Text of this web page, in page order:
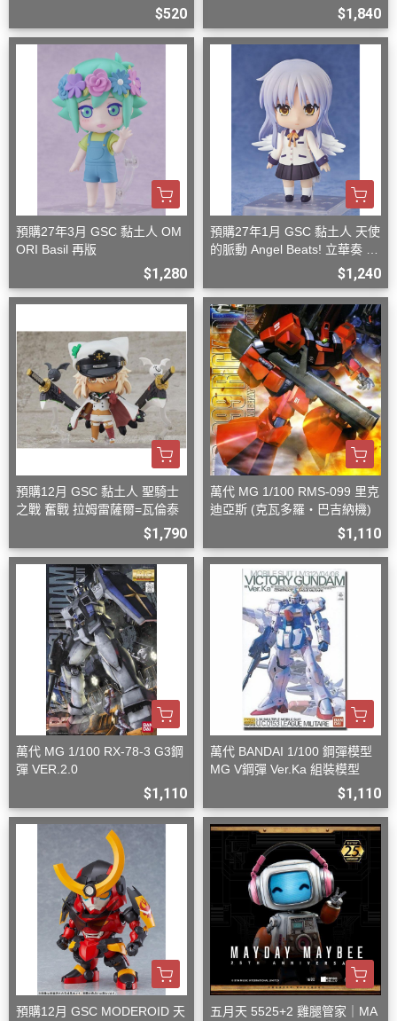
$520 $1,840
預購27年3月 GSC 黏土人 OM
ORI Basil 再版
$1,280
預購27年1月 GSC 黏土人 天使
的脈動 Angel Beats! 立華奏 再
$1,240
預購12月 GSC 黏土人 聖騎士
之戰 奮戰 拉姆雷薩爾=瓦倫泰
$1,790
萬代 MG 1/100 RMS-099 里克
迪亞斯 (克瓦多羅・巴吉納機)
$1,110
萬代 MG 1/100 RX-78-3 G3鋼
彈 VER.2.0
$1,110
萬代 BANDAI 1/100 鋼彈模型
MG V鋼彈 Ver.Ka 組裝模型
$1,110
預購12月 GSC MODEROID 天
五月天 5525+2 雞腿管家｜MA